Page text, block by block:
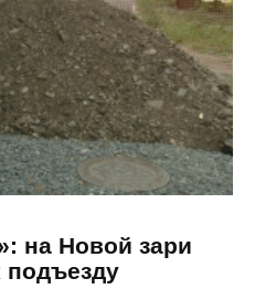
на Новой зари
подъезду